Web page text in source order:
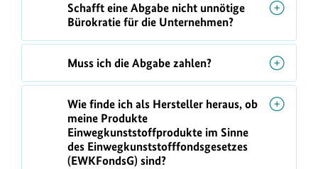
Q
Schafft eine Abgabe nicht unnötige
Bürokratie für die Unternehmen?
Muss ich die Abgabe zahlen?
Wie finde ich als Hersteller heraus, ob
meine Produkte
Einwegkunststoffprodukte im Sinne
des Einwegkunststofffondsgesetzes
(EWKFondsG) sind?